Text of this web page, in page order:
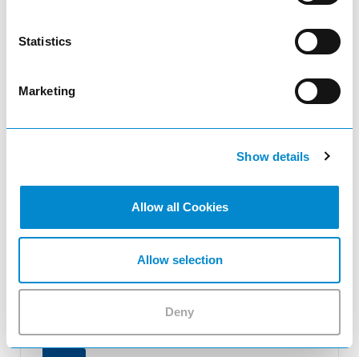
Statistics
Marketing
Show details
Allow all Cookies
Allow selection
Deny
Cilindro
Cilindro KEY Lock cerradura simultánea DOM 2C
Ajustar la cantidad del producto o
remove